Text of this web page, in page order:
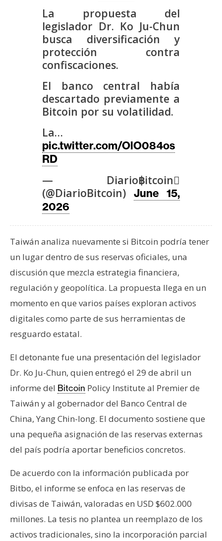
e
m
a
R
c
u
s
o
s
C
o
n
a
c
t
o
y
P
La propuesta del
legislador Dr. Ko Ju-Chun
busca diversificación y
protección contra
confiscaciones.
El banco central había
descartado previamente a
Bitcoin por su volatilidad.
La…
pic.twitter.com/OlO084os
RD
— Diario฿itcoin
(@DiarioBitcoin) June 15,
2026
Taiwán analiza nuevamente si Bitcoin podría tener
un lugar dentro de sus reservas oficiales, una
discusión que mezcla estrategia financiera,
regulación y geopolítica. La propuesta llega en un
momento en que varios países exploran activos
digitales como parte de sus herramientas de
resguardo estatal.
El detonante fue una presentación del legislador
Dr. Ko Ju-Chun, quien entregó el 29 de abril un
informe del Bitcoin Policy Institute al Premier de
Taiwán y al gobernador del Banco Central de
China, Yang Chin-long. El documento sostiene que
una pequeña asignación de las reservas externas
del país podría aportar beneficios concretos.
De acuerdo con la información publicada por
Bitbo, el informe se enfoca en las reservas de
divisas de Taiwán, valoradas en USD $602.000
millones. La tesis no plantea un reemplazo de los
activos tradicionales, sino la incorporación parcial